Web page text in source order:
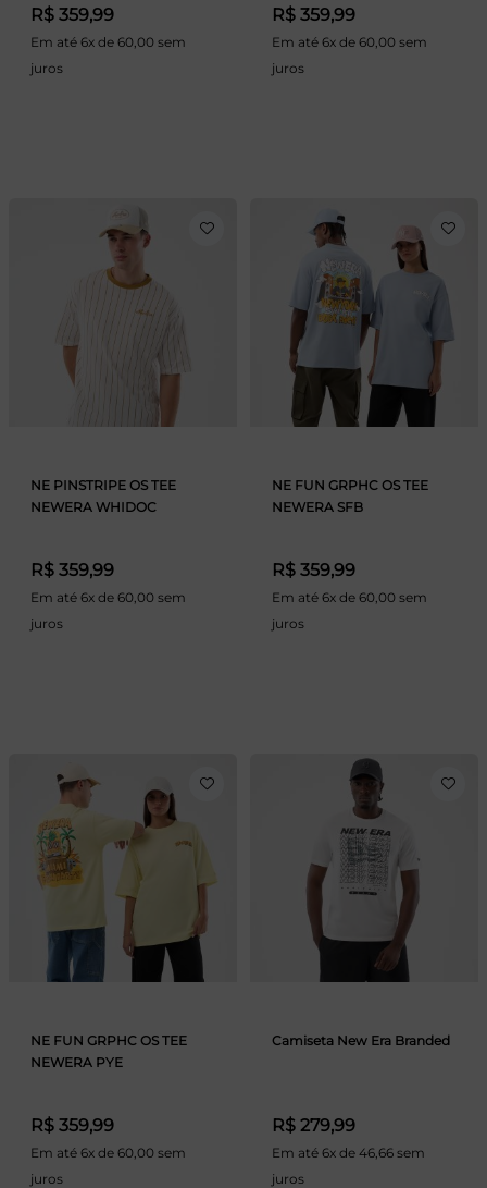
R$ 359,99
Em até 6x de 60,00 sem
juros
R$ 359,99
Em até 6x de 60,00 sem
juros
NE PINSTRIPE OS TEE
NEWERA WHIDOC
R$ 359,99
Em até 6x de 60,00 sem
juros
NE FUN GRPHC OS TEE
NEWERA SFB
R$ 359,99
Em até 6x de 60,00 sem
juros
NE FUN GRPHC OS TEE
NEWERA PYE
R$ 359,99
Em até 6x de 60,00 sem
juros
Camiseta New Era Branded
R$ 279,99
Em até 6x de 46,66 sem
juros